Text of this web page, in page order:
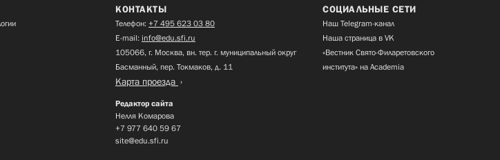
КОНТАКТЫ
Телефон: +7 495 623 03 80
E-mail: info@edu.sfi.ru
105066, г. Москва, вн. тер. г. муниципальный округ
Басманный, пер. Токмаков, д. 11
Карта проезда
Редактор сайта
Нелля Комарова
+7 977 640 59 67
site@edu.sfi.ru
СОЦИАЛЬНЫЕ СЕТИ
Наш Telegram-канал
Наша страница в VK
«Вестник Свято-Филаретовского
института» на Academia